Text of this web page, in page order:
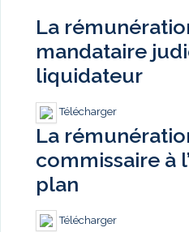
La
mandataire
liquidateur
Télécharger
La
commissaire à
plan
Télécharger